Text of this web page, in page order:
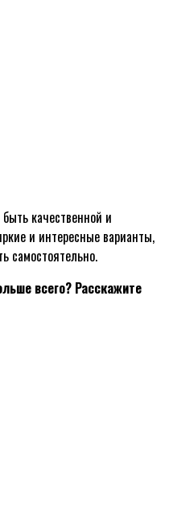
качественной и
и интересные варианты,
самостоятельно.
всего? Расскажите